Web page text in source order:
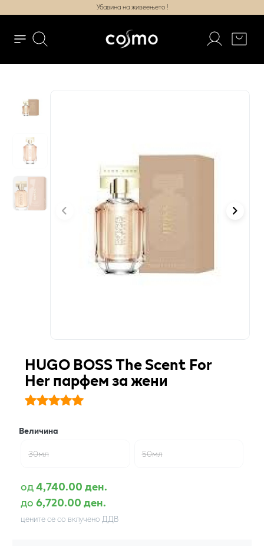
Убавина на живеењето !
HUGO BOSS The Scent For
Her парфем за жени
Величина
30мл
50мл
од4,740.00 ден.
до6,720.00 ден.
цените се со вклучено ДДВ